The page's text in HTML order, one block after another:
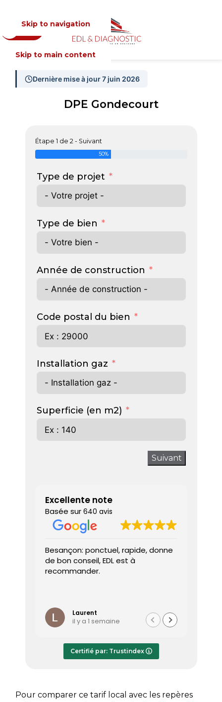
Skip to navigation
Skip to main content
MENU
Dernière mise à jour 7 juin 2026
DPE Gondecourt
Étape 1 de 2 - Suivant
50%
Type de projet
Type de bien
Année de construction
Code postal du bien
Installation gaz
Superficie (en m2)
Suivant
Excellente note
Basée sur 640 avis
Besançon: ponctuel, rapide, donne
de bon conseil, EDL est à
recommander.
Laurent
il y a 1 semaine
Certifié par: Trustindex
Pour comparer ce tarif local avec les repères